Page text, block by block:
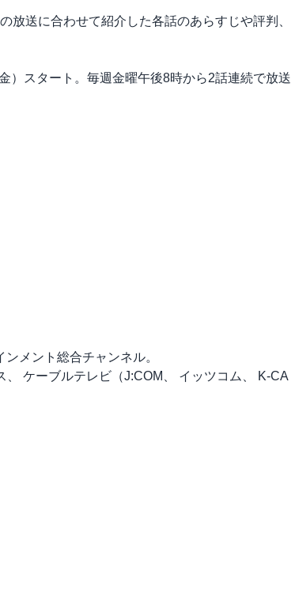
送に合わせて紹介した各話のあらすじや評判、
）スタート。毎週金曜午後8時から2話連続で放送
メント総合チャンネル。
ケーブルテレビ（J:COM、 イッツコム、 K-CA